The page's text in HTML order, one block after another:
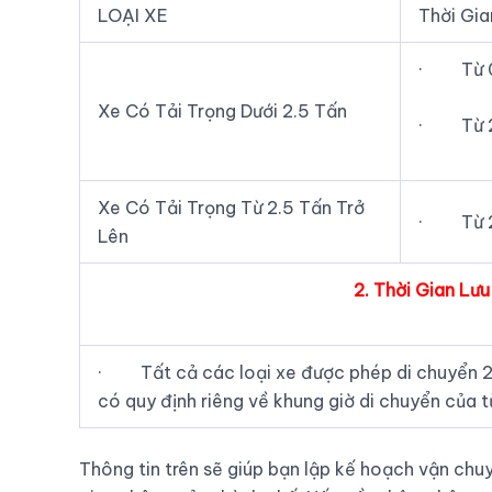
LOẠI XE Thời
Xe Có Tải Trọng Dưới 2.5 Tấn
· Từ
· Từ
Xe Có Tải Trọng Từ 2.5 Tấn Trở
Lên
· Từ
2. Thời Gian
· Tất cả các loại xe được phép di chuyển
có quy định riêng về khung giờ di chuyển của
Thông tin trên sẽ giúp bạn lập kế hoạch vận